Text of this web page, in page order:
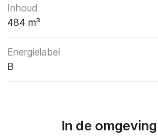
Inhoud
484 m³
Energielabel
B
In de